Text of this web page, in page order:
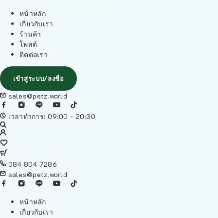
หน้าหลัก
เกี่ยวกับเรา
ร้านค้า
โพสต์
ติดต่อเรา
เข้าสู่ระบบ/ลงชื่อ
sales@petz.world
เวลาทำการ: 09:00 - 20:30
084 804 7286
sales@petz.world
หน้าหลัก
เกี่ยวกับเรา